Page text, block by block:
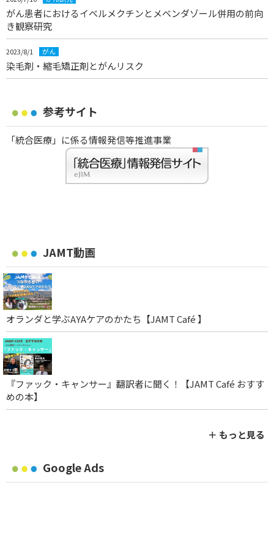
がん患者におけるイベルメクチンとメベンダゾール併用の前向
き観察研究
2023/8/1 がん
染毛剤・縮毛矯正剤とがんリスク
参考サイト
「統合医療」に係る情報発信等推進事業
JAMT動画
オランダと学ぶAYAケアのかたち【JAMT Café 】
『ファック・キャンサー』翻訳者に聞く！【JAMT Café おすす
めの本】
＋ もっと見る
Google Ads